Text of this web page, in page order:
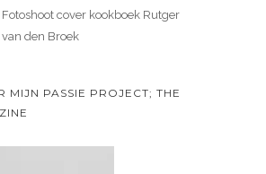
Fotoshoot cover kookboek Rutger
van den Broek
MIJN PASSIE PROJECT; THE